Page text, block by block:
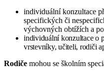
individuální konzultace
specifických či
výchovných obtížích a
individuální konzultace o
vrstevníky, učiteli, rodiči
Rodiče mohou se školním